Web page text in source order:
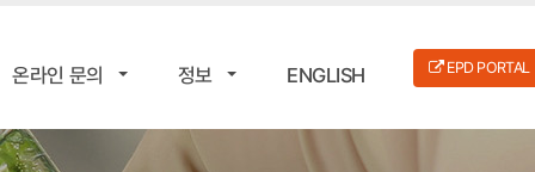
EPD PORTAL
온라인 문의 정보 ENGLISH